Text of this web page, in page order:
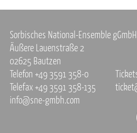
Sorbisches National-Ensemble gGmbH
Äußere Lauenstraße 2
02625 Bautzen
Telefon +49 3591 358-0
Telefax +49 3591 358-135
info@sne-gmbh.com